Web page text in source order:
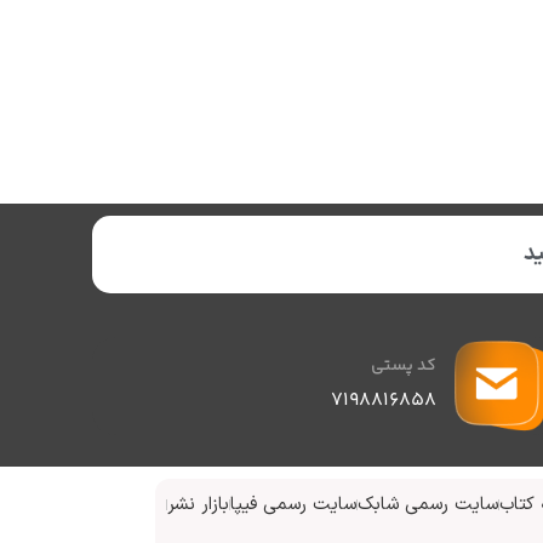
کد پستی
۷۱۹۸۸۱۶۸۵۸
سایت رسمی شابکسایت رسمی فیپابازار نشر